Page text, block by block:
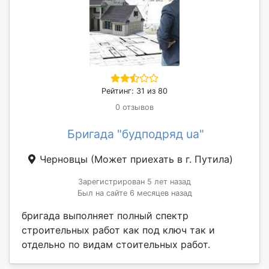
Рейтинг: 31 из 80
0 отзывов
Бригада "будподряд ua"
Черновцы (Может приехать в г. Путила)
Зарегистрирован 5 лет назад
Был на сайте 6 месяцев назад
бригада выполняет полный спектр
строительных работ как под ключ так и
отдельно по видам стоительных работ.